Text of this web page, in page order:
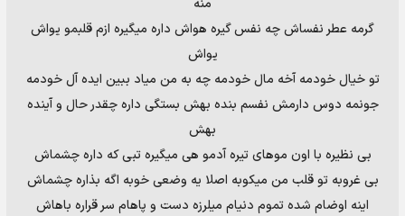
گرمه عطر نفساش چه نفس گیره هواش داره میگیره ازم قلبمو یواش
یواش
تو خیال خودمه آخه مال خودمه چه به من میاد ببین ایده آل خودمه
جونمه دوس دارمش نفسم بنده بهش بستگی داره چقدر حال و آینده
بهش
بی نظیره با اون موهای تیره آدمو هی میگیره تبی که داره چشماش
بی غروبه تو قلب من میکوبه اصلا یه وضعی خوبه اگه بذاره چشماش
اینه اوضام شده تموم دنیام میلرزه دست و پاهام سر قراره باهاش